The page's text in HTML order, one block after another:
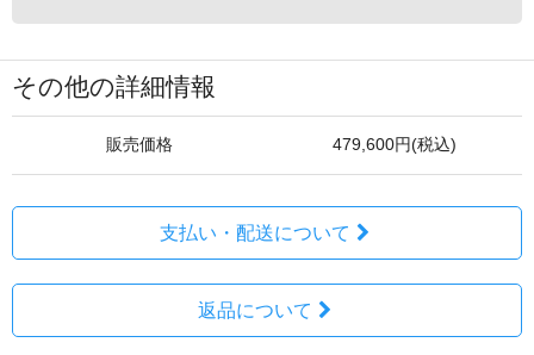
その他の詳細情報
販売価格 479,600円(税込)
支払い・配送について
返品について